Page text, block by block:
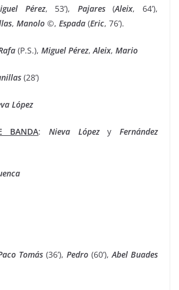
Pérez, 53’), Pajares(Aleix, 64’),
, Manolo ©, Espada (Eric, 76’).
(P.S.), Miguel Pérez,Aleix, Mario
(28’)
López
BANDA:Nieva LópezyFernández
Tomás (36’), Pedro (60’),Abel Buades